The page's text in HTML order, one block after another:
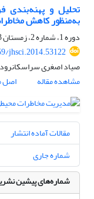
تحلیل و پهنه‌بندی
به‌منظور کاهش
دوره 1، شماره 2، زمستان 1393، صفحه
jhsci.2014.53122
صیاد اصغری
مشاهده مقاله
اصل
مقالات آماده انتشار
شماره جاری
شماره‌های پیشین